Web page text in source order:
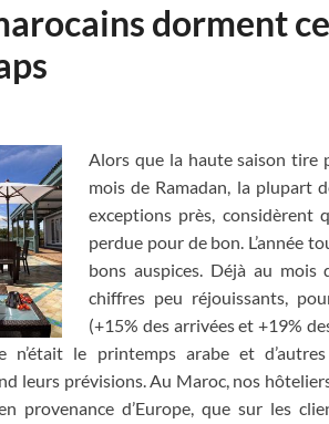
dorment
Alors que la haute saison tire
mois de Ramadan, la plupart
exceptions près, considèrent
perdue pour de bon. L’année
bons auspices. Déjà au
chiffres peu réjouissants,
(+15% des arrivées et +19%
n’était le printemps arabe et
leurs prévisions. Au Maroc, nos
provenance d’Europe, que sur les